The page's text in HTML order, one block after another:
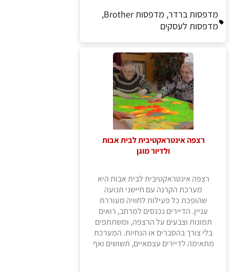
מדפסות ברדר, מדפסות Brother,
מדפסות לעסקים
רצפה אינטראקטיבית לבית אבות
ולדיור מוגן
רצפה אינטראקטיבית לבית אבות היא
מערכת הקרנה עם חיישני תנועה
שהופכת כל פעילות לחוויה מעוררת
עניין. הדיירים נכנסים למרחב, רואים
תמונות וצבעים על הרצפה, ומשתתפים
בלי צורך בהסברים או הנחיות. המערכת
מתאימה לדיירים עצמאיים, תשושים ואף